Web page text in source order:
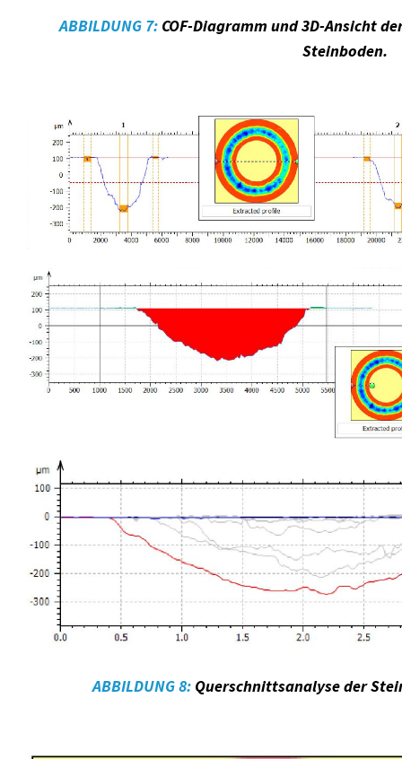
ABBILDUNG 7:COF-Diagramm und 3D-Ansicht
Steinboden.
ABBILDUNG 8:Querschnittsanalyse der